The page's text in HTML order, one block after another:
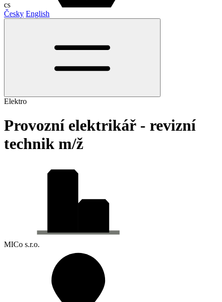
cs
Česky English
Elektro
Provozní elektrikář - revizní
technik m/ž
MICo s.r.o.